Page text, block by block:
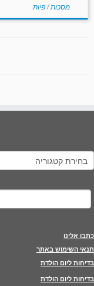
מסכות/פיות
קטגוריות
חיפוש:
כתבו אלינו
תנאי השימוש באתר
בדיחות ליום הולדת
בדיחות ליום הולדת